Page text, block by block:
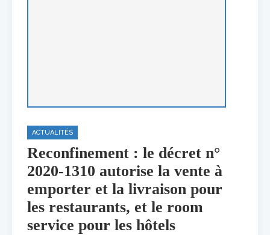
ACTUALITÉS
Reconfinement : le décret n°
2020-1310 autorise la vente à
emporter et la livraison pour
les restaurants, et le room
service pour les hôtels